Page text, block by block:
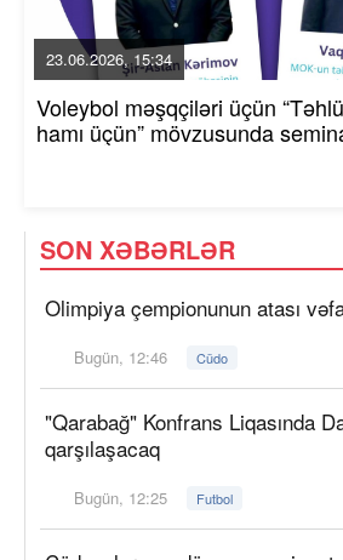
23.06.2026, 15:34
Voleybol məşqçiləri üçün
hamı üçün” mövzusunda
SON XƏBƏRLƏR
Olimpiya çempionunun atası
Bugün, 12:46 Cüdo
"Qarabağ" Konfrans Liqasında
qarşılaşacaq
Bugün, 12:25 Futbol